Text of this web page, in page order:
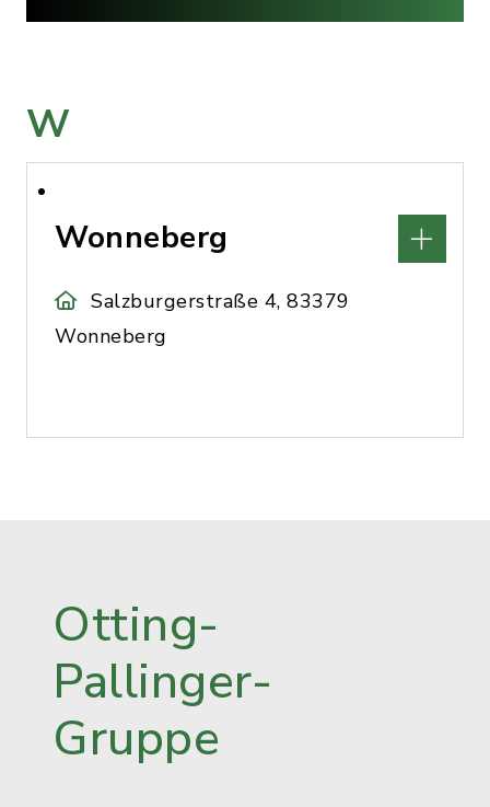
W
Wonneberg
Salzburgerstraße 4, 83379
Wonneberg
Otting-
Pallinger-
Gruppe